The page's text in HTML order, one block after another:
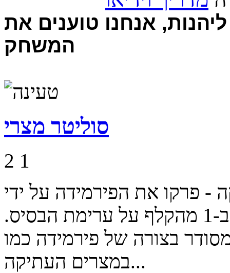
אנחנו טוענים את
המשחק
סוליטר מצרי
2 1
- פרקו את הפירמידה על ידי
הרמת קלפים שגדולים או קטנים ב-1 מהקלף על ערימת הבסיס.
בצורה של פירמידה כמו
במצרים העתיקה...